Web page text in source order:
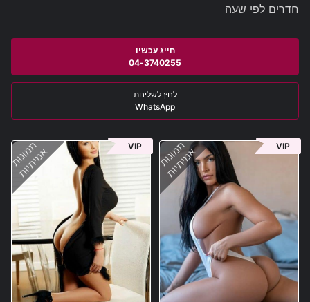
חדרים לפי שעה
04-3740255
WhatsApp
תמונות
אמיתיות VIP תמונות
אמיתיות VIP